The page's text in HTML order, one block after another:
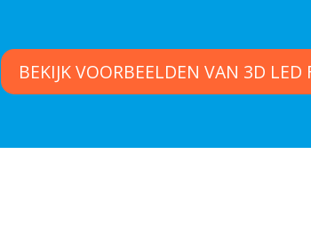
BEKIJK VOORBEELDEN VAN 3D LED